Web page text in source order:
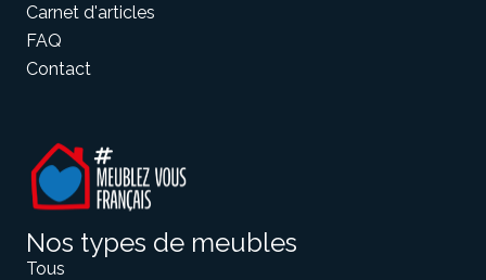
Carnet d'articles
FAQ
Contact
Nos types de meubles
Tous